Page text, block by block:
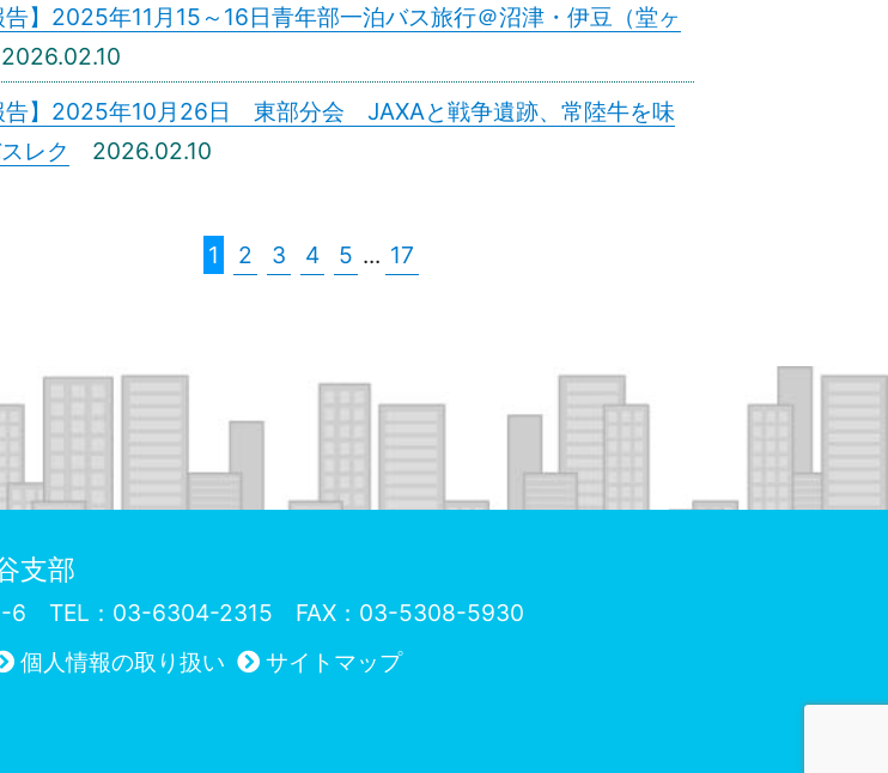
告】2025年11月15～16日青年部一泊バス旅行＠沼津・伊豆（堂ヶ
2026.02.10
告】2025年10月26日 東部分会 JAXAと戦争遺跡、常陸牛を味
レク
2026.02.10
1 2 3 4 5 ... 17
支部
6 TEL：03-6304-2315 FAX：03-5308-5930
個人情報の取り扱い サイトマップ